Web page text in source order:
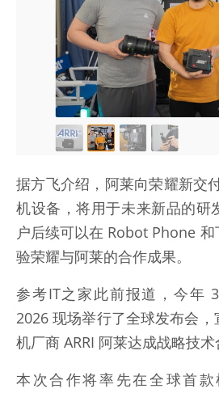
据方飞介绍，阿莱向荣耀新交
机设备，将用于未来新品的研
户后续可以在 Robot Phone
验荣耀与阿莱的合作成果。
参考IT之家此前报道，今年
2026 现场举行了全球发布会
机厂商 ARRI 阿莱达成战略技术
本次合作将率先在全球首